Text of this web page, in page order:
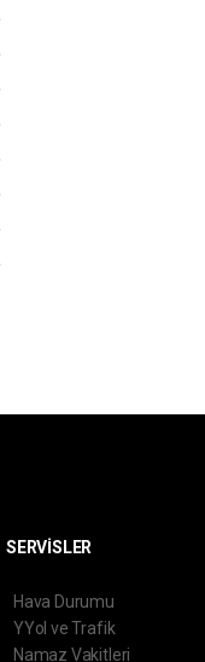
SERVİSLER
Hava Durumu
YYol ve Trafik
Namaz Vakitleri